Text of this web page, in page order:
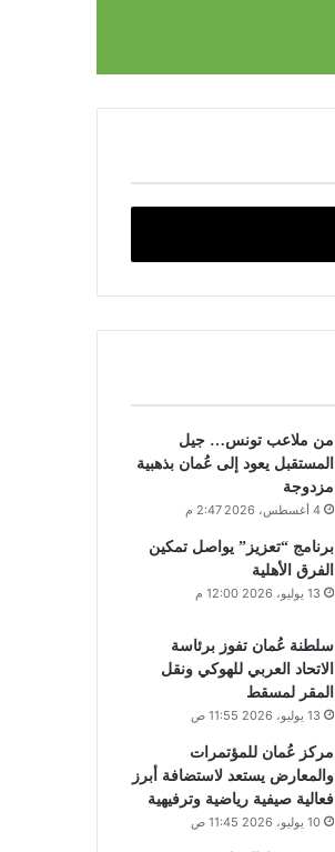
من ملاعب تونس… جيل
المستقبل يعود إلى عُمان بذهبية
مزدوجة
4 أغسطس، 2026 2:47 م
برنامج “تعزيز” يواصل تمكين
الفرق الأهلية
13 يوليو، 2026 12:00 م
سلطنة عُمان تفوز برئاسة
الاتحاد العربي للهوكي ونقل
المقر لمسقط
13 يوليو، 2026 11:55 ص
مركز عُمان للمؤتمرات
والمعارض يستعد لاستضافة أبرز
فعالية صيفية رياضية وترفيهية
10 يوليو، 2026 11:45 ص